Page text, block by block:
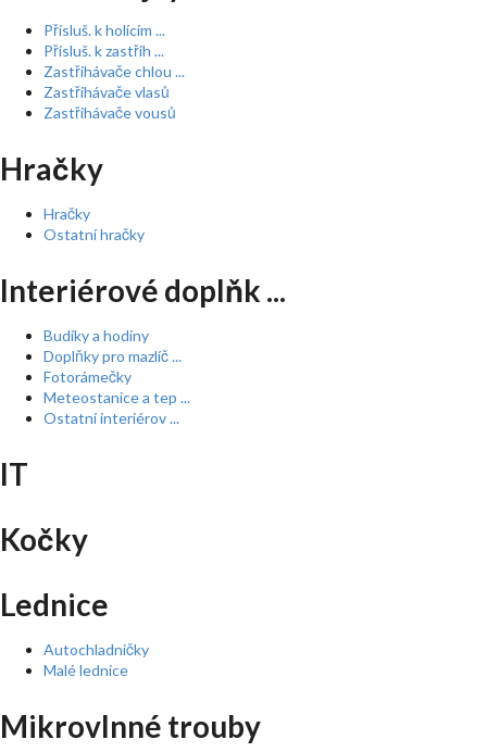
Přísluš. k holícím ...
Přísluš. k zastřih ...
Zastřihávače chlou ...
Zastřihávače vlasů
Zastřihávače vousů
Hračky
Hračky
Ostatní hračky
Interiérové doplňk ...
Budíky a hodiny
Doplňky pro mazlíč ...
Fotorámečky
Meteostanice a tep ...
Ostatní interiérov ...
IT
Kočky
Lednice
Autochladničky
Malé lednice
Mikrovlnné trouby